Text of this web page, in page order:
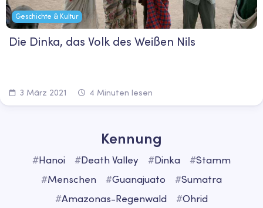
Geschichte & Kultur
Die Dinka, das Volk des Weißen Nils
3 März 2021 4 Minuten lesen
Kennung
#Hanoi #Death Valley #Dinka #Stamm
#Menschen #Guanajuato #Sumatra
#Amazonas-Regenwald #Ohrid